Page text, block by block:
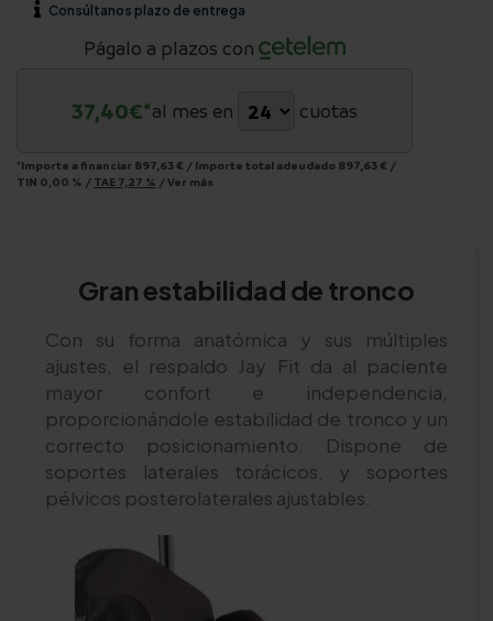
Consúltanos plazo de entrega
Págalo a plazos con
37,40€*al mes en cuotas
*Importe a financiar 897,63 € / Importe total adeudado 897,63 € /
TIN 0,00 % / TAE 7,27 % /Ver más
Gran estabilidad de tronco
Con su forma anatómica y sus múltiples
ajustes, el respaldo Jay Fit da al paciente
mayor confort e independencia,
proporcionándole estabilidad de tronco y un
correcto posicionamiento. Dispone de
soportes laterales torácicos, y soportes
pélvicos posterolaterales ajustables.